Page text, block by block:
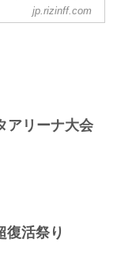
大会概要
サイトにてご案内
東京ライン（宇都
たま新都心」駅か
jp.rizinff.com
アリーナ大会
復活祭り